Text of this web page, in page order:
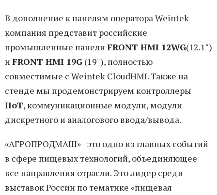
В дополнение к панелям оператора Weintek
компания представит российские
промышленные панели FRONT HMI 12WG(12.1")
и FRONT HMI 19G (19"), полностью
совместимые с Weintek CloudHMI. Также на
стенде мы продемонстрируем контроллеры
IIoT, коммуникационные модули, модули
дискретного и аналогового ввода/вывода.
«АГРОПРОДМАШ» - это одно из главных событий
в сфере пищевых технологий, объединяющее
все направления отрасли. Это лидер среди
выставок России по тематике «пищевая